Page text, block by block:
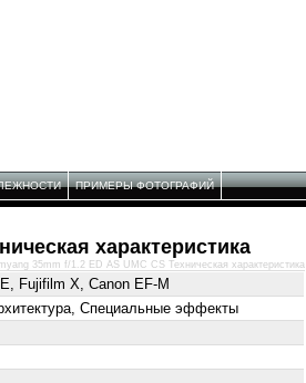
ПРИМЕРЫ ФОТОГРАФИЙ
характеристика
Fujifilm X, Canon EF-M
Специальные эффекты
35mm f/1.2 ED AS UMC CS Техническая характеристика